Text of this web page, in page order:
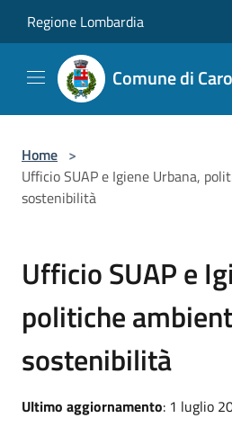
Regione Lombardia
Comune di
Home >
Ufficio SUAP e Igiene Urbana,
sostenibilità
Ufficio SUAP e
politiche
sostenibilità
Ultimo aggiornamento: 1 luglio